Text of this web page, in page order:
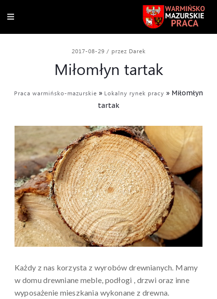
2017-08-29 / przez Darek
Miłomłyn tartak
Praca warmińsko-mazurskie » Lokalny rynek pracy » Miłomłyn
tartak
Każdy z nas korzysta z wyrobów drewnianych. Mamy
w domu drewniane meble, podłogi , drzwi oraz inne
wyposażenie mieszkania wykonane z drewna.